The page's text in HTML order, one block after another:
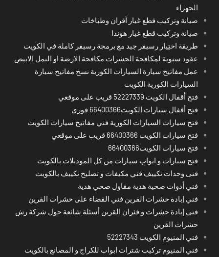
الجهراء
صيانة وتركيب قطع غيار أفران وطباخات
صيانة وتركيب قطع غيار هوندا
طريقة اختِيار رسيفر جيد مع برمجة رسيفر كاملة في الكويت
عقود سنوية لمكافحة الحشرات مكافحة الارضة او النمل الابيض
عمل مفاتيح سيارة السيارات الكورية نسخ مفاتيح سيارة
السيارات الكورية الكويت
فتح أقفال الكويت 52227339 قريب على موقعي
فتح أقفال سيارات الكويت66400366 فوري
فتح سيارات السيارات الكورية فني مفاتيح سيارات الكويت
فتح سيارات الكويت 66400366 قريب على موقعي
فتح سيارات الكويت66400366
فتح سيارات و ابواب سيارات من كل الموديلات بالكويت
فنى وحدات تكييف فني مكيفات و تصليح تكييف بالكويت
فني أدوات صحية هدية مقاول صحي هدية
فني إبادة حشرات القرين فني القضاء على حشرات القرين
فني إبادة حشرات و فئران القرين أسئلة شائعة حول شركة رش
حشرات القرين
فني المنيوم الكويت 52227343
فني المنيوم تركيب شترات ابواب للكراج و المصانع بالكويت